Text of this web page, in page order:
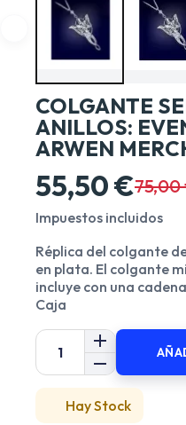
COLGANTE
ANILLOS:
ARWEN
55,50 €75,00
Impuestos incluidos
Réplica del colgante
en plata. El colgante
incluye con una
Caja
Hay Stock